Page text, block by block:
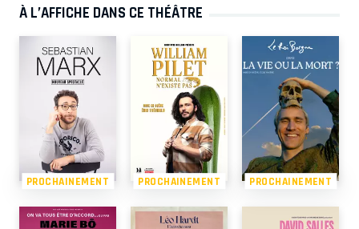
À L’AFFICHE DANS CE THÉÂTRE
PROCHAINEMENT PROCHAINEMENT PROCHAINEMENT